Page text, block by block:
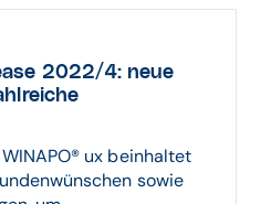
2022/4: neue
ux beinhaltet
sowie